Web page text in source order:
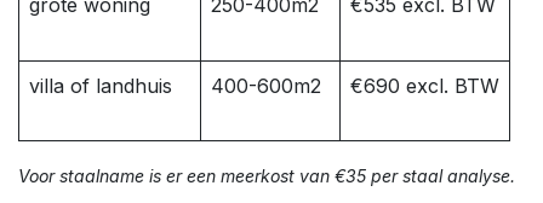
grote woning 250-400m2 €535 excl. BTW
villa of landhuis 400-600m2 €690 excl. BTW
Voor staalname is er een meerkost van €35 per staal analyse.